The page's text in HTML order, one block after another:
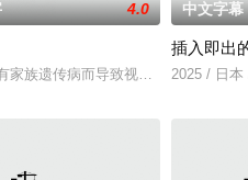
秘零食，以及人们来到那里展开一
4.0
家族遗传病而导致视力逐渐丧失的摄
中文字幕
插入即出
2025 / 日